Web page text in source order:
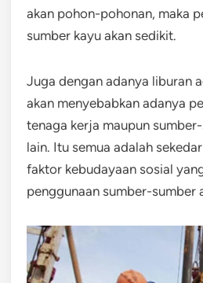
akan pohon-pohonan, maka
sumber kayu akan sedikit.
Juga dengan adanya liburan
akan menyebabkan adanya
tenaga kerja maupun
lain. Itu semua adalah
faktor kebudayaan sosial
penggunaan sumber-sumber